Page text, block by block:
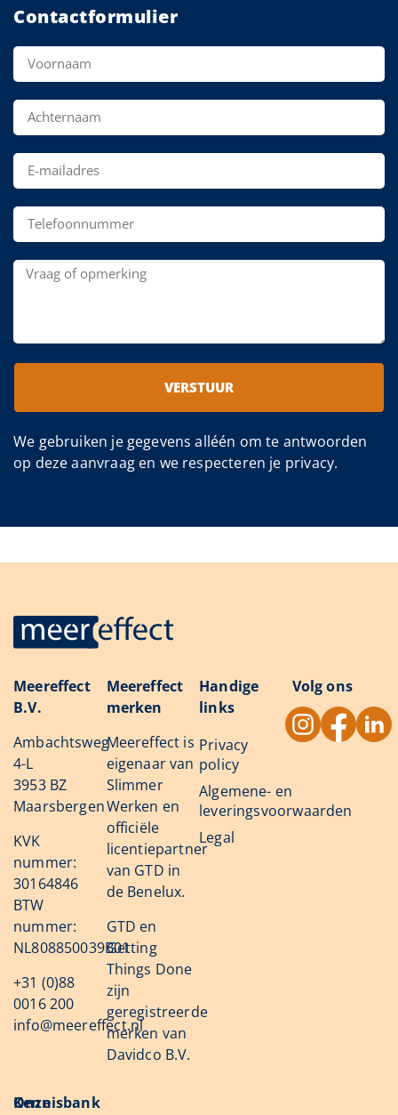
Contactformulier
VERSTUUR
We gebruiken je gegevens alléén om te antwoorden
op deze aanvraag en we respecteren je privacy.
Meereffect
B.V.
Ambachtsweg
4-L
3953 BZ
Maarsbergen
KVK
nummer:
30164846
BTW
nummer:
NL808850039B01
+31 (0)88
0016 200
info@meereffect.nl
Meereffect
merken
Meereffect is
eigenaar van
Slimmer
Werken en
officiële
licentiepartner
van GTD in
de Benelux.
GTD en
Getting
Things Done
zijn
geregistreerde
merken van
Davidco B.V.
Handige
links
Privacy
policy
Algemene- en
leveringsvoorwaarden
Legal
Volg ons
Onze
Kennisbank